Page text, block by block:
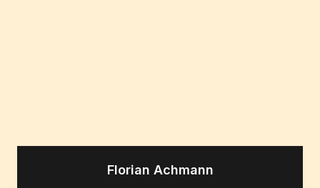
Florian Achmann